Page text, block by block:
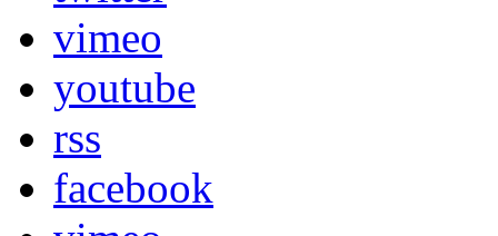
vimeo
youtube
rss
facebook